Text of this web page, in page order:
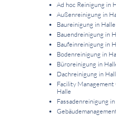
Ad hoc Reinigung in
Außenreinigung in
Baureinigung in Halle
Bauendreinigung in
Baufeinreinigung in
Bodenreinigung in
Büroreinigung in
Dachreinigung in
Facility
Halle
Fassadenreinigung